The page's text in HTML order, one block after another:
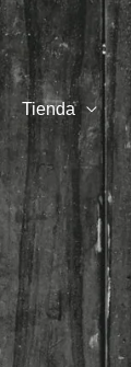
Tienda